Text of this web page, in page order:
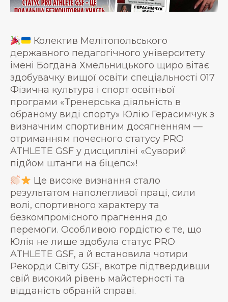
Колектив Мелітопольського
державного педагогічного університету
імені Богдана Хмельницького щиро вітає
здобувачку вищої освіти спеціальності 017
Фізична культура і спорт освітньої
програми «Тренерська діяльність в
обраному виді спорту» Юлію Герасимчук з
визначним спортивним досягненням —
отриманням почесного статусу PRO
ATHLETE GSF у дисципліні «Суворий
підйом штанги на біцепс»!
Це високе визнання стало
результатом наполегливої праці, сили
волі, спортивного характеру та
безкомпромісного прагнення до
перемоги. Особливою гордістю є те, що
Юлія не лише здобула статус PRO
ATHLETE GSF, а й встановила чотири
Рекорди Світу GSF, вкотре підтвердивши
свій високий рівень майстерності та
відданість обраній справі.